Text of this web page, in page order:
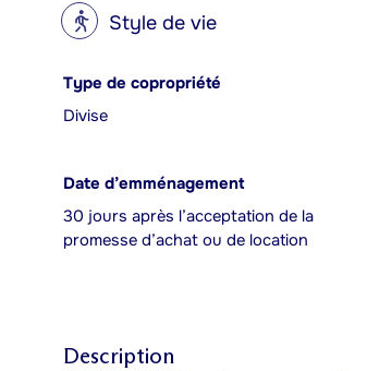
? Style de vie
Type de copropriété
Divise
Date d’emménagement
30 jours après l’acceptation de la
promesse d’achat ou de location
Description